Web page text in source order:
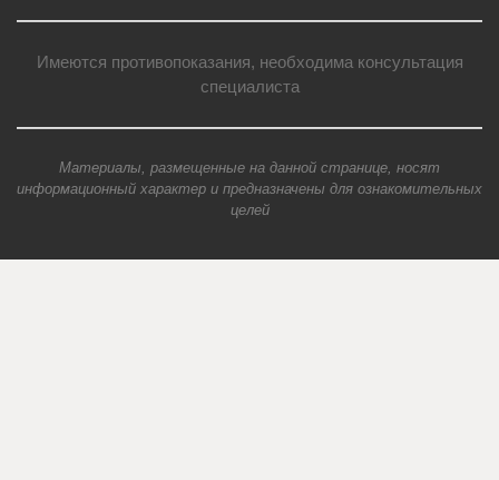
Имеются противопоказания, необходима консультация
специалиста
Материалы, размещенные на данной странице, носят
информационный характер и предназначены для ознакомительных
целей